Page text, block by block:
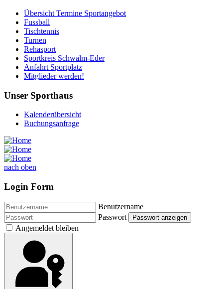
Übersicht Termine Sportangebot
Fussball
Tischtennis
Turnen
Rehasport
Sportkreis Schwalm-Eder
Anfahrt Sportplatz
Mitglieder werden!
Unser Sporthaus
Kalenderübersicht
Buchungsanfrage
nach oben
Login Form
Benutzername
Passwort
Passwort anzeigen
Angemeldet bleiben